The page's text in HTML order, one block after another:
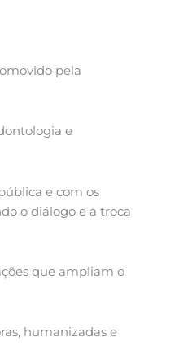
pela
e
e com os
o diálogo e a troca
que ampliam o
humanizadas e